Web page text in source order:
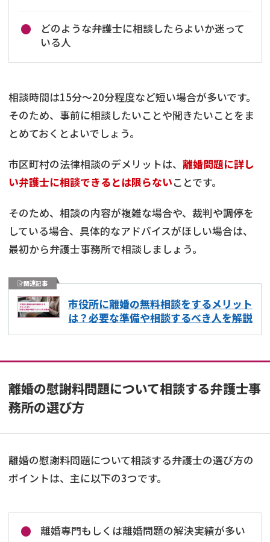
どのような弁護士に相談したらよいか迷って
いる人
相談時間は15分〜20分程度など短い場合が多いです。
そのため、事前に相談したいことや聞きたいことをま
とめておくとよいでしょう。
市区町村の法律相談のデメリットは、 離婚問題に詳し
い弁護士に相談できるとは限らないことです。
そのため、相談の内容が複雑な場合や、裁判や調停を
している場合、具体的なアドバイスがほしい場合は、
最初から弁護士事務所で相談しましょう。
関連記事
市役所に離婚の無料相談をするメリット
は？必要な準備や相談するべき人を解説
離婚の慰謝料問題について相談する弁護士事
務所の選び方
離婚の慰謝料問題について相談する弁護士の選び方の
ポイントは、主に以下の3つです。
離婚専門もしくは離婚問題の解決実績が多い